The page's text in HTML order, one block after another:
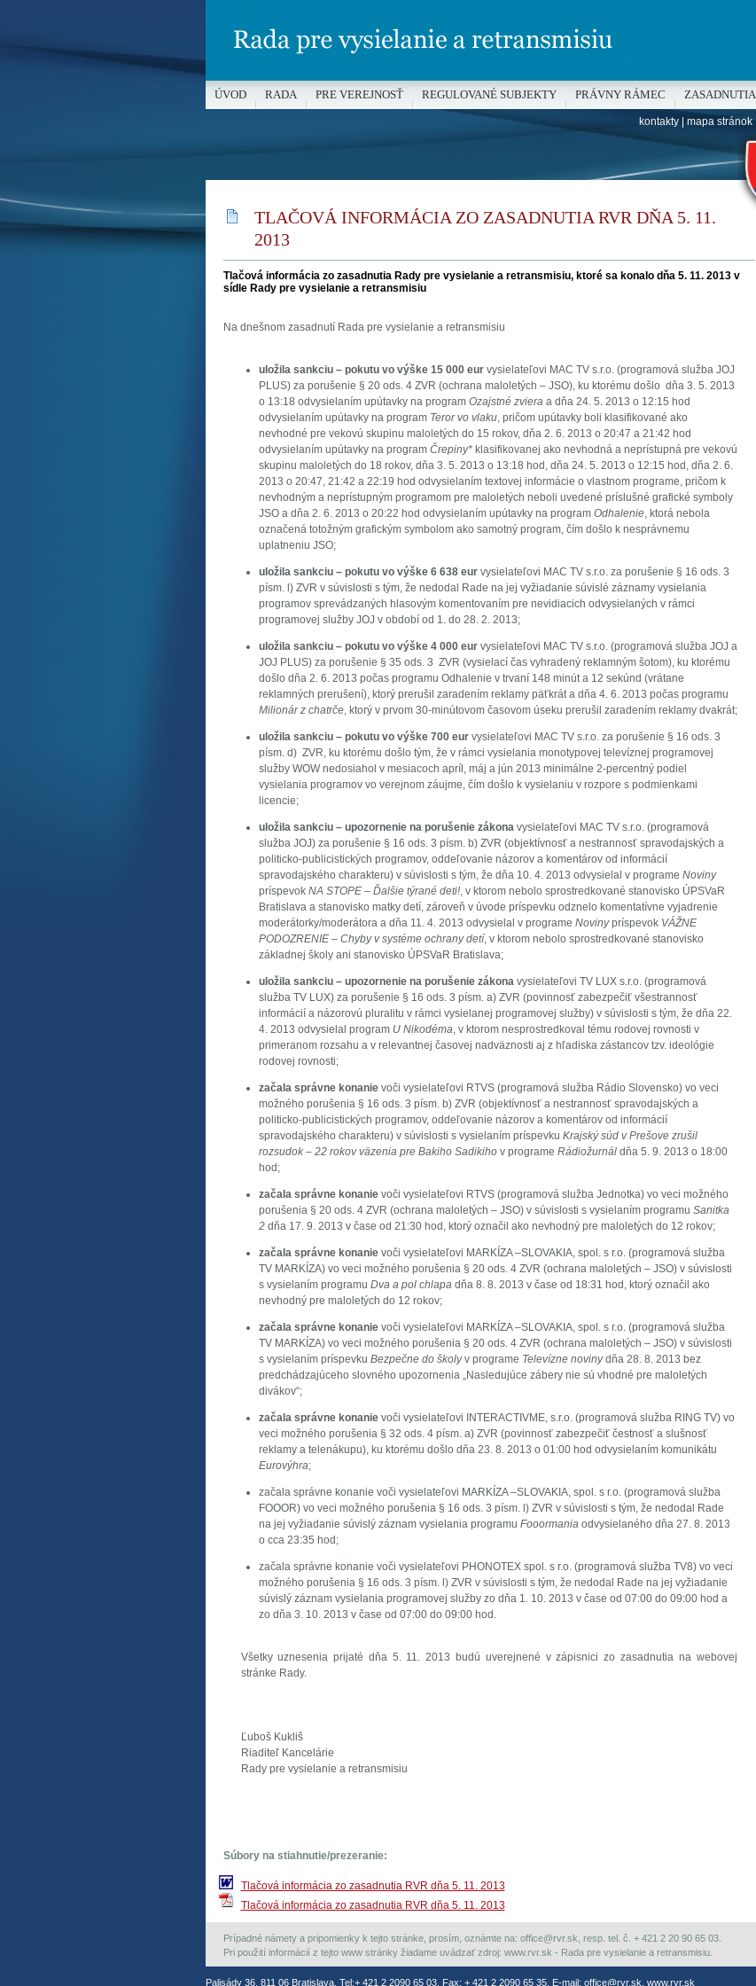
TLAČOVÁ INFORMÁCIA ZO ZASADNUTIA RVR DŇA 5. 11.
2013
Tlačová informácia zo zasadnutia Rady pre vysielanie a retransmisiu, ktoré sa konalo dňa 5. 11. 2013 v
sídle Rady pre vysielanie a retransmisiu
Na dnešnom zasadnutí Rada pre vysielanie a retransmisiu
uložila sankciu – pokutu vo výške 15 000 eurvysielateľovi MAC TV s.r.o. (programová služba JOJ
PLUS) za porušenie § 20 ods. 4 ZVR (ochrana maloletých – JSO), ku ktorému došlo dňa 3. 5. 2013
o 13:18 odvysielaním upútavky na program Ozajstné zviera a dňa 24. 5. 2013 o 12:15 hod
odvysielaním upútavky na program Teror vo vlaku, pričom upútavky boli klasifikované ako
nevhodné pre vekovú skupinu maloletých do 15 rokov, dňa 2. 6. 2013 o 20:47 a 21:42 hod
odvysielaním upútavky na program Črepiny*klasifikovanej ako nevhodná a neprístupná pre vekovú
skupinu maloletých do 18 rokov, dňa 3. 5. 2013 o 13:18 hod, dňa 24. 5. 2013 o 12:15 hod, dňa 2. 6.
2013 o 20:47, 21:42 a 22:19 hod odvysielaním textovej informácie o vlastnom programe, pričom k
nevhodným a neprístupným programom pre maloletých neboli uvedené príslušné grafické symboly
JSO a dňa 2. 6. 2013 o 20:22 hod odvysielaním upútavky na program Odhalenie, ktorá nebola
označená totožným grafickým symbolom ako samotný program, čím došlo k nesprávnemu
uplatneniu JSO;
uložila sankciu – pokutu vo výške 6 638 eurvysielateľovi MAC TV s.r.o. za porušenie § 16 ods. 3
písm. l) ZVR v súvislosti s tým, že nedodal Rade na jej vyžiadanie súvislé záznamy vysielania
programov sprevádzaných hlasovým komentovaním pre nevidiacich odvysielaných v rámci
programovej služby JOJ v období od 1. do 28. 2. 2013;
uložila sankciu – pokutu vo výške 4 000 eurvysielateľovi MAC TV s.r.o. (programová služba JOJ a
JOJ PLUS) za porušenie § 35 ods. 3 ZVR (vysielací čas vyhradený reklamným šotom), ku ktorému
došlo dňa 2. 6. 2013 počas programu Odhalenie v trvaní 148 minút a 12 sekúnd (vrátane
reklamných prerušení), ktorý prerušil zaradením reklamy päťkrát a dňa 4. 6. 2013 počas programu
Milionár z chatrče, ktorý v prvom 30-minútovom časovom úseku prerušil zaradením reklamy dvakrát;
uložila sankciu – pokutu vo výške 700 eurvysielateľovi MAC TV s.r.o. za porušenie § 16 ods. 3
písm. d) ZVR, ku ktorému došlo tým, že v rámci vysielania monotypovej televíznej programovej
služby WOW nedosiahol v mesiacoch apríl, máj a jún 2013 minimálne 2-percentný podiel
vysielania programov vo verejnom záujme, čím došlo k vysielaniu v rozpore s podmienkami
licencie;
uložila sankciu – upozornenie na porušenie zákonavysielateľovi MAC TV s.r.o. (programová
služba JOJ) za porušenie § 16 ods. 3 písm. b) ZVR (objektívnosť a nestrannosť spravodajských a
politicko-publicistických programov, oddeľovanie názorov a komentárov od informácií
spravodajského charakteru) v súvislosti s tým, že dňa 10. 4. 2013 odvysielal v programe Noviny
príspevok NA STOPE – Ďalšie týrané deti!, v ktorom nebolo sprostredkované stanovisko ÚPSVaR
Bratislava a stanovisko matky detí, zároveň v úvode príspevku odznelo komentatívne vyjadrenie
moderátorky/moderátora a dňa 11. 4. 2013 odvysielal v programe Novinypríspevok VÁŽNE
PODOZRENIE – Chyby v systéme ochrany detí, v ktorom nebolo sprostredkované stanovisko
základnej školy ani stanovisko ÚPSVaR Bratislava;
uložila sankciu – upozornenie na porušenie zákonavysielateľovi TV LUX s.r.o. (programová
služba TV LUX) za porušenie § 16 ods. 3 písm. a) ZVR (povinnosť zabezpečiť všestrannosť
informácií a názorovú pluralitu v rámci vysielanej programovej služby) v súvislosti s tým, že dňa 22.
4. 2013 odvysielal program U Nikodéma, v ktorom nesprostredkoval tému rodovej rovnosti v
primeranom rozsahu a v relevantnej časovej nadväznosti aj z hľadiska zástancov tzv. ideológie
rodovej rovnosti;
začala správne konanievoči vysielateľovi RTVS (programová služba Rádio Slovensko) vo veci
možného porušenia § 16 ods. 3 písm. b) ZVR (objektívnosť a nestrannosť spravodajských a
politicko-publicistických programov, oddeľovanie názorov a komentárov od informácií
spravodajského charakteru) v súvislosti s vysielaním príspevku Krajský súd v Prešove zrušil
rozsudok – 22 rokov väzenia pre Bakiho Sadikihov programe Rádiožurnál dňa 5. 9. 2013 o 18:00
hod;
začala správne konanievoči vysielateľovi RTVS (programová služba Jednotka) vo veci možného
porušenia § 20 ods. 4 ZVR (ochrana maloletých – JSO) v súvislosti s vysielaním programu Sanitka
2dňa 17. 9. 2013 v čase od 21:30 hod, ktorý označil ako nevhodný pre maloletých do 12 rokov;
začala správne konanievoči vysielateľovi MARKÍZA –SLOVAKIA, spol. s r.o. (programová služba
TV MARKÍZA) vo veci možného porušenia § 20 ods. 4 ZVR (ochrana maloletých – JSO) v súvislosti
s vysielaním programu Dva a pol chlapadňa 8. 8. 2013 v čase od 18:31 hod, ktorý označil ako
nevhodný pre maloletých do 12 rokov;
začala správne konanievoči vysielateľovi MARKÍZA –SLOVAKIA, spol. s r.o. (programová služba
TV MARKÍZA) vo veci možného porušenia § 20 ods. 4 ZVR (ochrana maloletých – JSO) v súvislosti
s vysielaním príspevku Bezpečne do školyv programe Televízne novinydňa 28. 8. 2013 bez
predchádzajúceho slovného upozornenia „Nasledujúce zábery nie sú vhodné pre maloletých
divákov“;
začala správne konanievoči vysielateľovi INTERACTIVME, s.r.o. (programová služba RING TV) vo
veci možného porušenia § 32 ods. 4 písm. a) ZVR (povinnosť zabezpečiť čestnosť a slušnosť
reklamy a telenákupu), ku ktorému došlo dňa 23. 8. 2013 o 01:00 hod odvysielaním komunikátu
Eurovýhra;
začala správne konanie voči vysielateľovi MARKÍZA –SLOVAKIA, spol. s r.o. (programová služba
FOOOR) vo veci možného porušenia § 16 ods. 3 písm. l) ZVR v súvislosti s tým, že nedodal Rade
na jej vyžiadanie súvislý záznam vysielania programu Fooormania odvysielaného dňa 27. 8. 2013
o cca 23:35 hod;
začala správne konanie voči vysielateľovi PHONOTEX spol. s r.o. (programová služba TV8) vo veci
možného porušenia § 16 ods. 3 písm. l) ZVR v súvislosti s tým, že nedodal Rade na jej vyžiadanie
súvislý záznam vysielania programovej služby zo dňa 1. 10. 2013 v čase od 07:00 do 09:00 hod a
zo dňa 3. 10. 2013 v čase od 07:00 do 09:00 hod.
Všetky uznesenia prijaté dňa 5. 11. 2013 budú uverejnené v zápisnici zo zasadnutia na webovej
stránke Rady.
Ľuboš Kukliš
Riaditeľ Kancelárie
Rady pre vysielanie a retransmisiu
Súbory na stiahnutie/prezeranie:
Tlačová informácia zo zasadnutia RVR dňa 5. 11. 2013
Tlačová informácia zo zasadnutia RVR dňa 5. 11. 2013
Prípadné námety a pripomienky k tejto stránke, prosím, oznámte na: office@rvr.sk, resp. tel. č. + 421 2 20 90 65 03.
Pri použití informácií z tejto www stránky žiadame uvádzať zdroj: www.rvr.sk - Rada pre vysielanie a retransmisiu.
Palisády 36, 811 06 Bratislava, Tel:+ 421 2 2090 65 03, Fax: + 421 2 2090 65 35, E-mail: office@rvr.sk www.rvr.sk
ÚVOD RADA PRE VEREJNOSŤ REGULOVANÉ SUBJEKTY PRÁVNY RÁMEC
kontakty| mapa stránok